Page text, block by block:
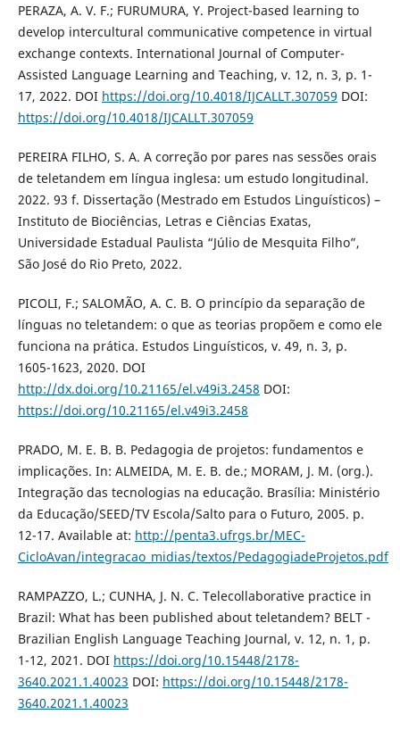
PERAZA, A. V. F.; FURUMURA, Y. Project-based learning to
develop intercultural communicative competence in virtual
exchange contexts. International Journal of Computer-
Assisted Language Learning and Teaching, v. 12, n. 3, p. 1-
17, 2022. DOI https://doi.org/10.4018/IJCALLT.307059 DOI:
https://doi.org/10.4018/IJCALLT.307059
PEREIRA FILHO, S. A. A correção por pares nas sessões orais
de teletandem em língua inglesa: um estudo longitudinal.
2022. 93 f. Dissertação (Mestrado em Estudos Linguísticos) –
Instituto de Biociências, Letras e Ciências Exatas,
Universidade Estadual Paulista “Júlio de Mesquita Filho”,
São José do Rio Preto, 2022.
PICOLI, F.; SALOMÃO, A. C. B. O princípio da separação de
línguas no teletandem: o que as teorias propõem e como ele
funciona na prática. Estudos Linguísticos, v. 49, n. 3, p.
1605-1623, 2020. DOI
http://dx.doi.org/10.21165/el.v49i3.2458 DOI:
https://doi.org/10.21165/el.v49i3.2458
PRADO, M. E. B. B. Pedagogia de projetos: fundamentos e
implicações. In: ALMEIDA, M. E. B. de.; MORAM, J. M. (org.).
Integração das tecnologias na educação. Brasília: Ministério
da Educação/SEED/TV Escola/Salto para o Futuro, 2005. p.
12-17. Available at: http://penta3.ufrgs.br/MEC-
CicloAvan/integracao_midias/textos/PedagogiadeProjetos.pdf
RAMPAZZO, L.; CUNHA, J. N. C. Telecollaborative practice in
Brazil: What has been published about teletandem? BELT -
Brazilian English Language Teaching Journal, v. 12, n. 1, p.
1-12, 2021. DOI https://doi.org/10.15448/2178-
3640.2021.1.40023 DOI: https://doi.org/10.15448/2178-
3640.2021.1.40023